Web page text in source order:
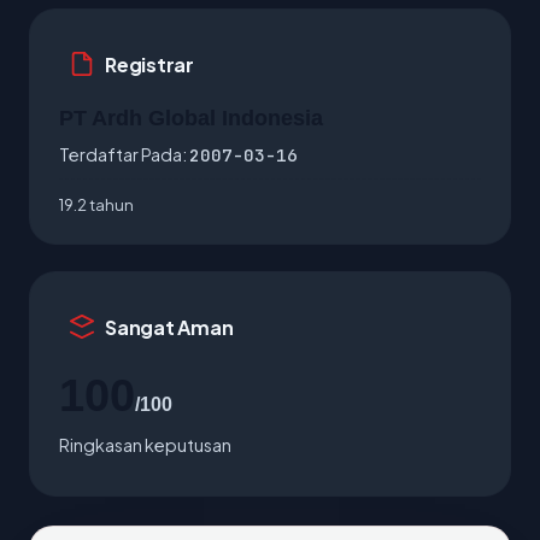
Registrar
Terdaftar Pada: 2007-03-16
19.2 tahun
Sangat Aman
/100
Ringkasan keputusan